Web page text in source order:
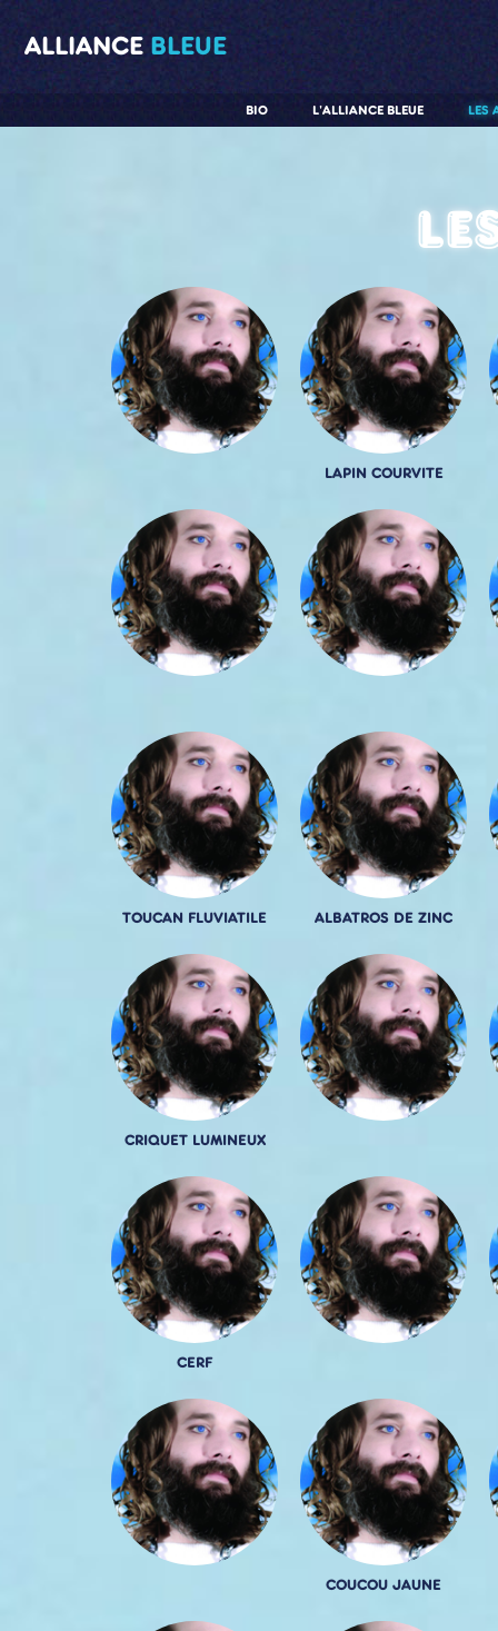
ALLIANCE BLEUE
LES
L'ALLIANCE BLEUE
BIO
LAPIN COURVITE
TOUCAN FLUVIATILE ALBATROS DE ZINC
CRIQUET LUMINEUX
CERF
COUCOU JAUNE